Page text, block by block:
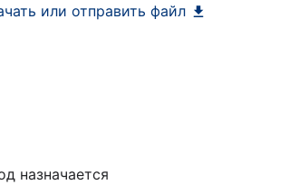
или отправить файл
назначается